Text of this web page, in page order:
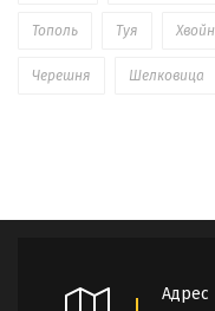
Тополь Туя
Черешня Шелковица
Адрес